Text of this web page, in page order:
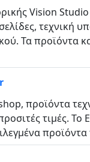
Vision
τεχνική
Τα προϊόντα
προϊόντα
τιμές. Το
προϊόντα